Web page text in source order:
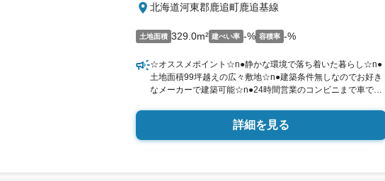
北海道河東郡鹿追町鹿追基線
土地面積 329.0m² 建ぺい率 -% 容積率 -%
☆オススメポイント☆n●静かな環境で落ち着いた暮らし☆n●
土地面積99坪越えの広々敷地☆n●建築条件無しなのでお好き
なメーカーで建築可能☆n●24時間営業のコンビニまで車で約
西側に水道本管が埋設されておりますが、土地内への引き込
み工事および費用は別途必要です。n※下水は個別浄化槽での
詳細を見る